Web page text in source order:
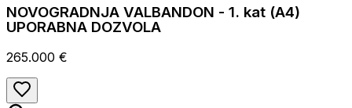
NOVOGRADNJA VALBANDON - 1. kat (A4)
UPORABNA DOZVOLA
265.000 €